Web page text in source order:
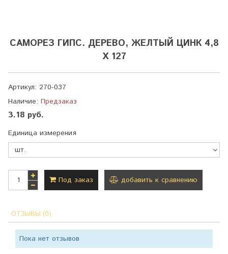
САМОРЕЗ ГИПС. ДЕРЕВО, ЖЕЛТЫЙ ЦИНК 4,8
Х 127
Артикул: 270-037
Наличие: Предзаказ
3.18 руб.
Единица измерения
Под заказ добавить к сравнению
ОТЗЫВЫ (0)
Пока нет отзывов